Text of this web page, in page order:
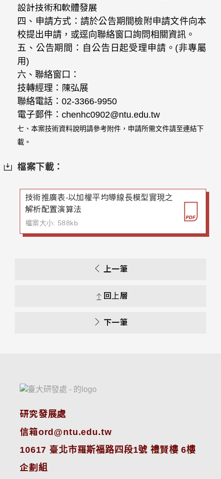
設計技術和軟體發展
四、申請方式：請於公告期間檢附申請文件向本
校提出申請，或逕向聯絡窗口詢問相關資訊。
五、公告期間： 自公告日起受理申請。(非專屬
用)
六、聯絡窗口：
技轉經理： 陳弘展
聯絡電話：02-3366-9950
電子郵件： chenhc0902@ntu.edu.tw
七、本案技術資料說明請參考附件，申請所需文件請至連結下
載。
檔案下載：
技術推廣表-以加權平均導線長模型實現之
解析配置演算法
檔案大小: 588kb
上一筆
回上層
下一筆
研究發展處
信箱ord@ntu.edu.tw
10617 臺北市羅斯福路四段1號 禮賢樓 6樓
企劃組